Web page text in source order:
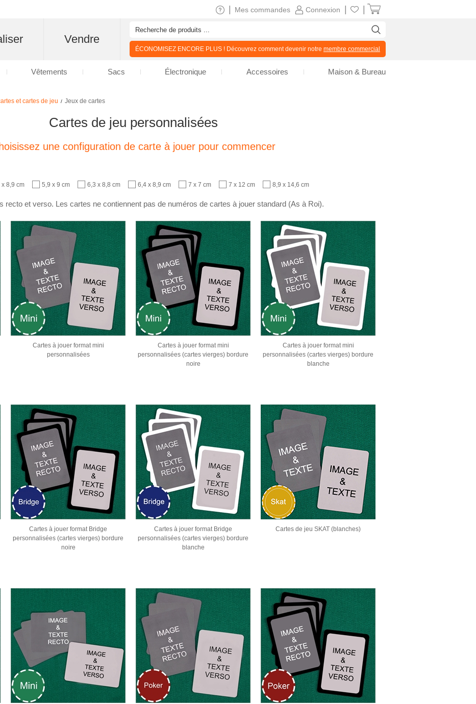
et cartes de jeu / Jeux de cartes
Cartes de jeu personnalisées
une configuration de carte à jouer pour commencer
x 8,9 cm 5,9 x 9 cm 6,3 x 8,8 cm 6,4 x 8,9 cm 7 x 7 cm 7 x 12 cm 8,9 x 14,6 cm
recto et verso. Les cartes ne contiennent pas de numéros de cartes à jouer standard (As à Roi).
Cartes à jouer format mini
personnalisées
Cartes à jouer format mini
personnalisées (cartes vierges) bordure
noire
Cartes à jouer format mini
personnalisées (cartes vierges) bordure
blanche
Cartes à jouer format Bridge
personnalisées (cartes vierges) bordure
noire
Cartes à jouer format Bridge
personnalisées (cartes vierges) bordure
blanche
Cartes de jeu SKAT (blanches)
Connexion
Mes commandes
Vendre
ÉCONOMISEZ ENCORE PLUS ! Découvrez comment devenir notre membre commercial
Vêtements Sacs Électronique Accessoires Maison & Bureau